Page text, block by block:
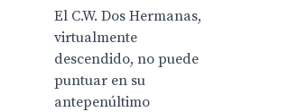
El C.W. Dos Hermanas,
virtualmente
descendido, no puede
puntuar en su
antepenúltimo